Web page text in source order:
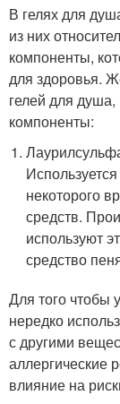
В гелях для
из них
компоненты,
для здоровья.
гелей для
компоненты:
некоторого
средств.
используют
средство
Для того чтобы
нередко
с другими
аллергические
влияние на